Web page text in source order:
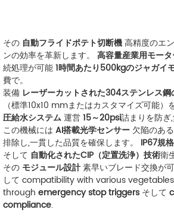
その 自動フライドポテト切断機高精度のエ
ンの効率を革新します。 高容量産業用モータ
続処理が可能1時間あたり500kgのジャガイ
費で。
装備 レーザーカットされた304ステンレス鋼
（標準10x10 mmまたはカスタマイズ可能）
圧給水システム運営15～20psi詰まりを防ぎ
この機械には AI搭載光学センサー 欠陥のあ
排除し,一貫した品質を確保します。 IP67規
そして 自動化されたCIP（定置洗浄）技術衛
その モジュール設計素早いブレード交換が
して compatibility with various
through emergency stop triggers そして
compliance.